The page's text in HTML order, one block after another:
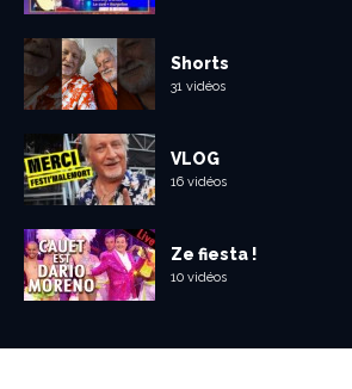
Shorts
31 vidéos
VLOG
16 vidéos
Ze fiesta !
10 vidéos